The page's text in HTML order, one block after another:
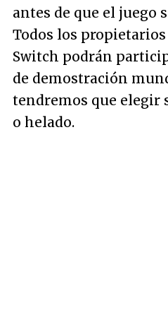
antes de que el juego
Todos los
Switch podrán
de demostración
tendremos que elegir
o helado.